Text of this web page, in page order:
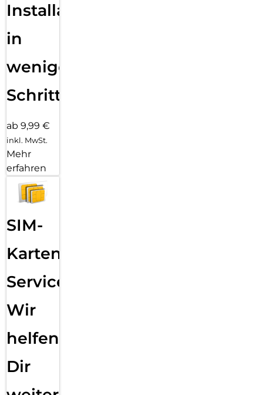
Installation
in
wenigen
Schritten
ab 9,99 €
inkl. MwSt.
Mehr
erfahren
SIM-
Karten
Service:
Wir
helfen
Dir